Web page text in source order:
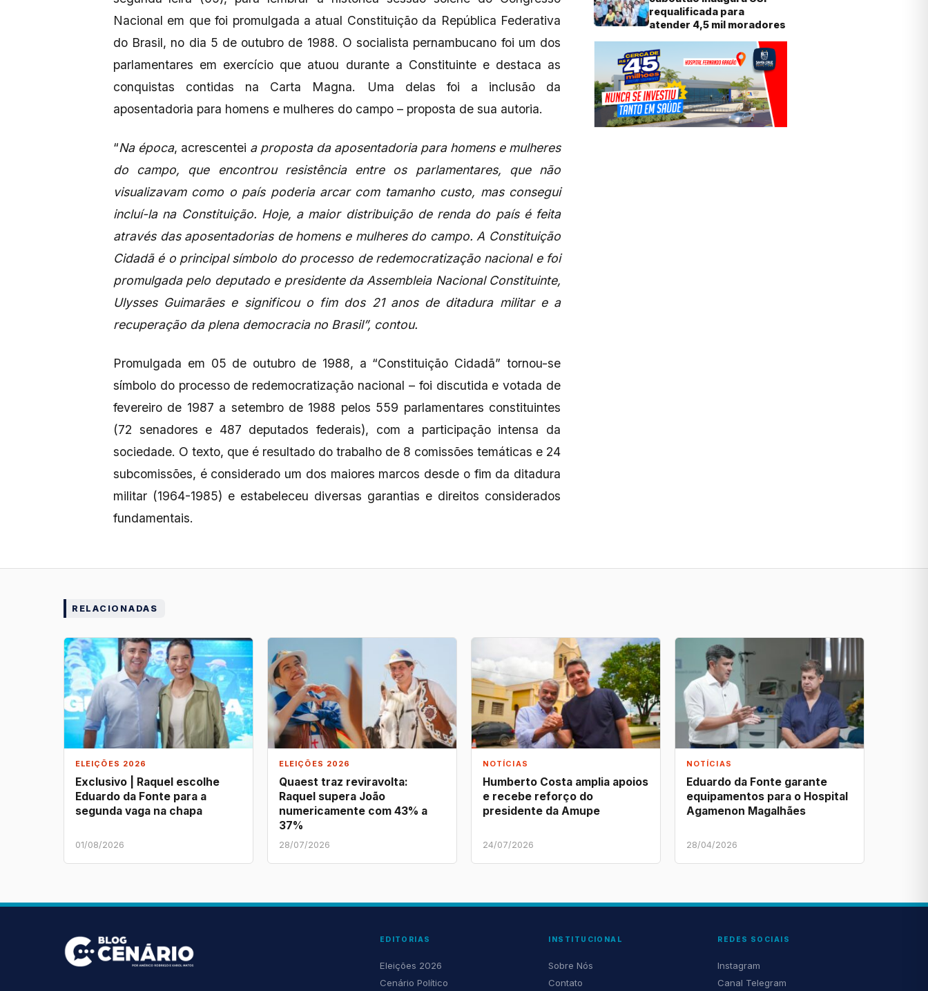
Nacional em que foi promulgada a atual Constituição da República Federativa
do Brasil, no dia 5 de outubro de 1988. O socialista pernambucano foi um dos
parlamentares em exercício que atuou durante a Constituinte e destaca as
conquistas contidas na Carta Magna. Uma delas foi a inclusão da
aposentadoria para homens e mulheres do campo – proposta de sua autoria.
“Na época, acrescentei a proposta da aposentadoria para homens e mulheres
do campo, que encontrou resistência entre os parlamentares, que não
visualizavam como o país poderia arcar com tamanho custo, mas consegui
incluí-la na Constituição. Hoje, a maior distribuição de renda do país é feita
através das aposentadorias de homens e mulheres do campo. A Constituição
Cidadã é o principal símbolo do processo de redemocratização nacional e foi
promulgada pelo deputado e presidente da Assembleia Nacional Constituinte,
Ulysses Guimarães e significou o fim dos 21 anos de ditadura militar e a
recuperação da plena democracia no Brasil”, contou.
Promulgada em 05 de outubro de 1988, a “Constituição Cidadã” tornou-se
símbolo do processo de redemocratização nacional – foi discutida e votada de
fevereiro de 1987 a setembro de 1988 pelos 559 parlamentares constituintes
(72 senadores e 487 deputados federais), com a participação intensa da
sociedade. O texto, que é resultado do trabalho de 8 comissões temáticas e 24
subcomissões, é considerado um dos maiores marcos desde o fim da ditadura
militar (1964-1985) e estabeleceu diversas garantias e direitos considerados
fundamentais.
requalificada para
atender 4,5 mil moradores
RELACIONADAS
ELEIÇÕES 2026
Exclusivo | Raquel escolhe
Eduardo da Fonte para a
segunda vaga na chapa
01/08/2026
ELEIÇÕES 2026
Quaest traz reviravolta:
Raquel supera João
numericamente com 43% a
37%
28/07/2026
NOTÍCIAS
Humberto Costa amplia apoios
e recebe reforço do
presidente da Amupe
24/07/2026
NOTÍCIAS
Eduardo da Fonte garante
equipamentos para o Hospital
Agamenon Magalhães
28/04/2026
EDITORIAS
Eleições 2026
Cenário Político
INSTITUCIONAL
Sobre Nós
Contato
REDES SOCIAIS
Instagram
Canal Telegram